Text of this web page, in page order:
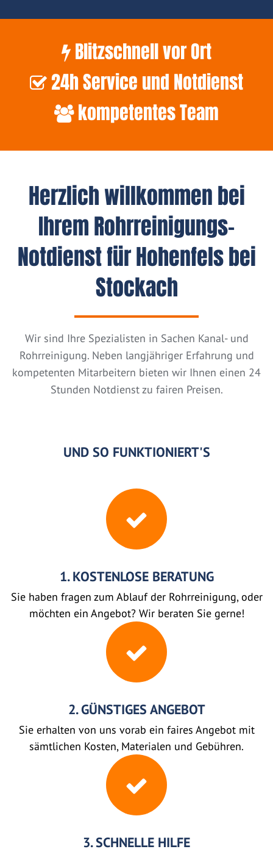
Blitzschnell vor Ort
24h Service und Notdienst
kompetentes Team
Herzlich willkommen bei
Ihrem Rohrreinigungs-
Notdienst für Hohenfels bei
Stockach
Wir sind Ihre Spezialisten in Sachen Kanal- und
Rohrreinigung. Neben langjähriger Erfahrung und
kompetenten Mitarbeitern bieten wir Ihnen einen 24
Stunden Notdienst zu fairen Preisen.
UND SO FUNKTIONIERT'S
1. KOSTENLOSE BERATUNG
Sie haben fragen zum Ablauf der Rohrreinigung, oder
möchten ein Angebot? Wir beraten Sie gerne!
2. GÜNSTIGES ANGEBOT
Sie erhalten von uns vorab ein faires Angebot mit
sämtlichen Kosten, Materialen und Gebühren.
3. SCHNELLE HILFE